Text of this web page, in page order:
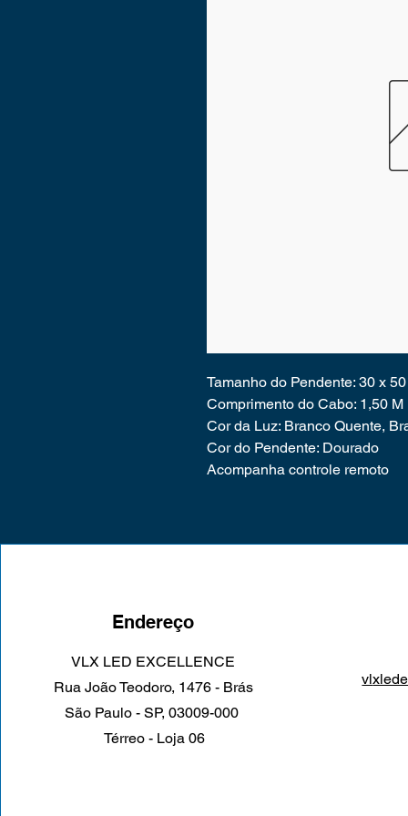
Tamanho do Pendente: 30 x
Comprimento do Cabo: 1,50 M
Cor da Luz: Branco Quente,
Cor do Pendente: Dourado
Acompanha controle remoto
Endereço
VLX LED EXCELLENCE
Rua João Teodoro, 1476 - Brás
São Paulo - SP, 03009-000
Térreo - Loja 06
vl